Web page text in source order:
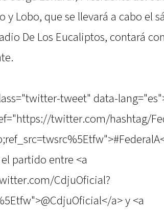
y Lobo, que se llevará a cabo el
De Los Eucaliptos, contará
tweet" data-
twitter.com/hashtag/
partido entre <a
CdjuOficial?
a> y <a